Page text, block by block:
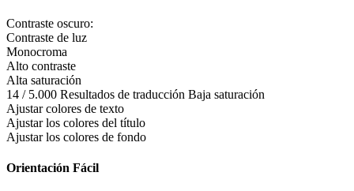
Contraste oscuro:
Contraste de luz
Monocroma
Alto contraste
Alta saturación
14 / 5.000 Resultados de traducción Baja saturación
Ajustar colores de texto
Ajustar los colores del título
Ajustar los colores de fondo
Orientación Fácil